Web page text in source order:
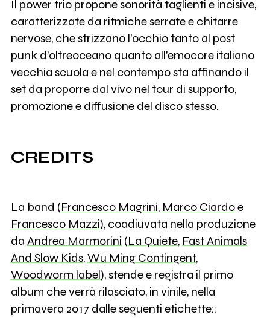
Il power trio propone sonorità taglienti e incisive,
caratterizzate da ritmiche serrate e chitarre
nervose, che strizzano l'occhio tanto al post
punk d'oltreoceano quanto all'emocore italiano
vecchia scuola e nel contempo sta affinando il
set da proporre dal vivo nel tour di supporto,
promozione e diffusione del disco stesso.
CREDITS
La band (Francesco Magrini, Marco Ciardoe
Francesco Mazzi), coadiuvata nella produzione
da Andrea Marmorini (La Quiete, Fast Animals
And Slow Kids,Wu Ming Contingent,
Woodworm label), stende e registra il primo
album che verrà rilasciato, in vinile, nella
primavera 2017 dalle seguenti etichette::